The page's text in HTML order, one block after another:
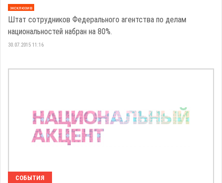
эксклюзив
Штат сотрудников Федерального агентства по делам
национальностей набран на 80%.
30.07.2015 11:16
СОБЫТИЯ